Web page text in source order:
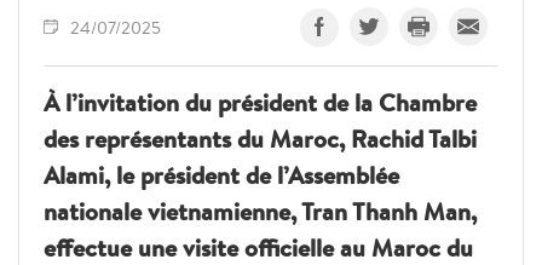
24/07/2025
À l’invitation du président de la Chambre
des représentants du Maroc, Rachid Talbi
Alami, le président de l’Assemblée
nationale vietnamienne, Tran Thanh Man,
effectue une visite officielle au Maroc du